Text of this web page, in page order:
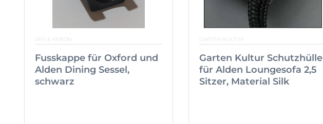
JATI & KEBON
Fusskappe für Oxford und
Alden Dining Sessel,
schwarz
GARTEN KULTUR
Garten Kultur Schutzhülle
für Alden Loungesofa 2,5
Sitzer, Material Silk